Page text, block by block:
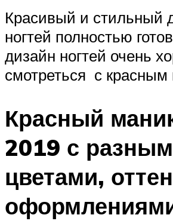
Красивый и стильный
ногтей полностью
дизайн ногтей очень
смотреться с красным
Красный
2019 с
цветами,